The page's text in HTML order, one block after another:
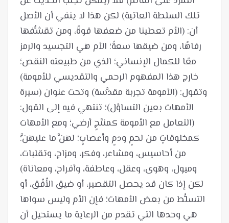
تلك السلطة العاتية) لكن هذا لا ينفي أن الأصل
أن: (الأم تعطينا من ضعفها قوةً، ومن تقشُّفها
رفاهًا، ومن ضيقها سعةً؛ الأم هي التجسيد والرمز
معًا للكمال الإنساني؛ الذي من طبيعته النقص؛
خارج هذا المفهوم الرحمي والتقديسي للأمومة)
وتقول: (الأمومة تجربة مقدَّسة) وتحت عنوان (سيرة
الأمهات بعين التساؤل)؛ تنتهي فيه إلى القول:
(التعامل مع الأمومة كمنتَجٍ أرضي؛ ومع الأمهات
كمخلوقاتٍ من لحمٍ ودمٍ وأعصابٍ؛ لهنَّ ما عليهنَّ؛
من أحاسيس، ومشاعر، وفكر، ومزاج، وتقلبات،
وميول، وهوى، وعقل، وعاطفة، وأفراح، ومعاناة)
لكن إذا كان قد يحصل التقصير، أو ضيق الأُفُق، أو
التسلُّط من بعض الأمهات؛ فإن الأم وليس سواها
هي وحدها التي تقدم من الرعاية ما يستحيل أن